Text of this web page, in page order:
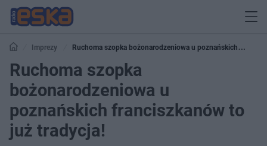
Imprezy
Ruchoma szopka bożonarodzeniowa u poznańskich
franciszkanów to już tradycja!
Ruchoma szopka
bożonarodzeniowa u
poznańskich franciszkanów to
już tradycja!